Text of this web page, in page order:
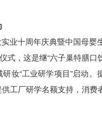
业十周年庆典暨中国母
式，这是继“六子巢特膳
妆“工业研学项目”启动
工厂研学名额支持，消